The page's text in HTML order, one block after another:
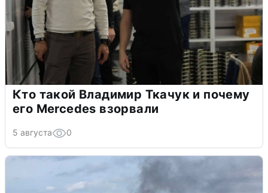
Кто такой Владимир Ткачук и почему
его Mercedes взорвали
5 августа 0